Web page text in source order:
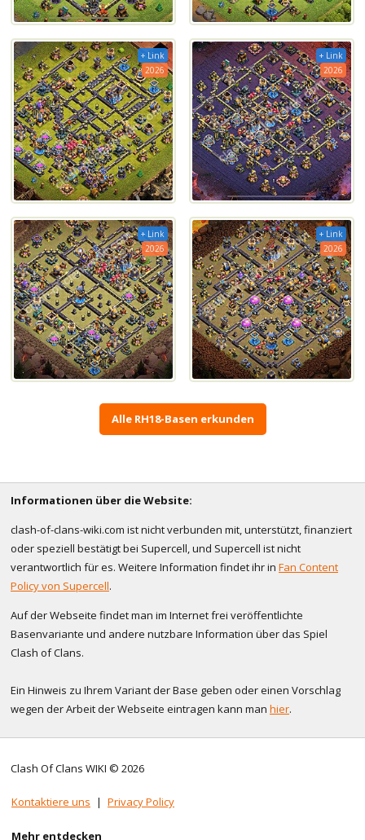
+ Link
2026
+ Link
2026
+ Link
2026
+ Link
2026
Alle RH18-Basen erkunden
Informationen über die Website:
clash-of-clans-wiki.com ist nicht verbunden mit, unterstützt, finanziert
oder speziell bestätigt bei Supercell, und Supercell ist nicht
verantwortlich für es. Weitere Information findet ihr in Fan Content
Policy von Supercell.
Auf der Webseite findet man im Internet frei veröffentlichte
Basenvariante und andere nutzbare Information über das Spiel
Clash of Clans.
Ein Hinweis zu Ihrem Variant der Base geben oder einen Vorschlag
wegen der Arbeit der Webseite eintragen kann man hier.
Clash Of Clans WIKI © 2026
Kontaktiere uns | Privacy Policy
Mehr entdecken